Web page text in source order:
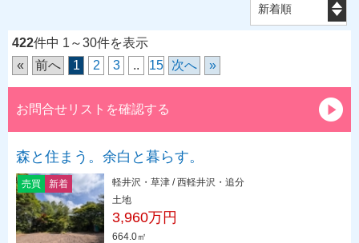
422件中 1～30件を表示
«
前へ 1 2 3 .. 15 次へ »
お問合せリストを確認する
森と住まう。余白と暮らす。
売買 新着
軽井沢・草津 / 西軽井沢・追分
土地
3,960万円
664.0㎡